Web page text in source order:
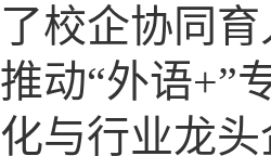
了校企协同
推动“外语+”
化与行业龙